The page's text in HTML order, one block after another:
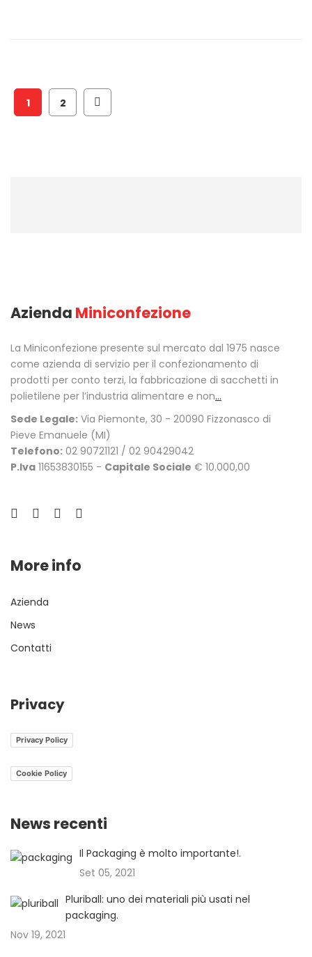
1 2
Azienda Miniconfezione
La Miniconfezione presente sul mercato dal 1975 nasce
come azienda di servizio per il confezionamento di
prodotti per conto terzi, la fabbricazione di sacchetti in
polietilene per l’industria alimentare e non...
Sede Legale: Via Piemonte, 30 - 20090 Fizzonasco di
Pieve Emanuele (MI)
Telefono: 02 90721121 / 02 90429042
P.Iva 11653830155 - Capitale Sociale € 10.000,00
More info
Azienda
News
Contatti
Privacy
Privacy Policy
Cookie Policy
News recenti
Il Packaging è molto importante!.
Set 05, 2021
Pluriball: uno dei materiali più usati nel
packaging.
Nov 19, 2021